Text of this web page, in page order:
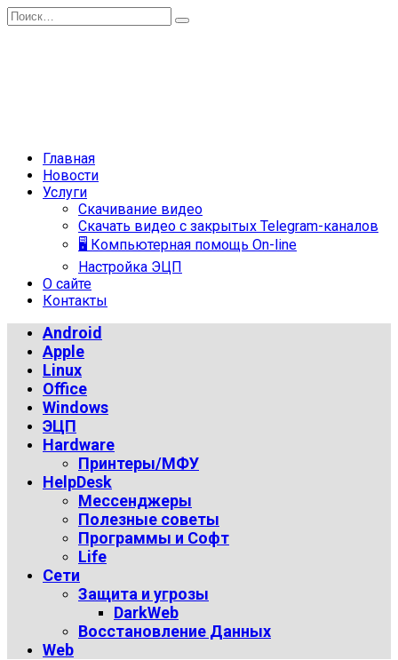
Перейти
к
Search
for:
Главная
Новости
Услуги
Скачивание видео
Скачать видео с закрытых Telegram-каналов
🖥 Компьютерная помощь On-line
Настройка ЭЦП
О сайте
Контакты
Android
Apple
Linux
Office
Windows
ЭЦП
Hardware
Принтеры/МФУ
HelpDesk
Мессенджеры
Полезные советы
Программы и Софт
Life
Сети
Защита и угрозы
DarkWeb
Восстановление Данных
Web